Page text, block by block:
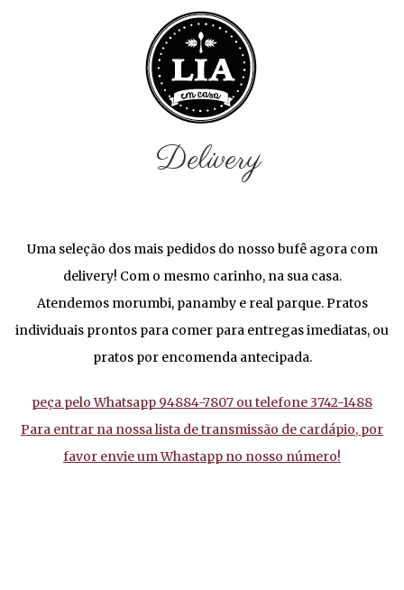
Delivery
Uma seleção dos mais pedidos do nosso bufê agora com
delivery! Com o mesmo carinho, na sua casa.
Atendemos morumbi, panamby e real parque. Pratos
individuais prontos para comer para entregas imediatas, ou
pratos por encomenda antecipada.
peça pelo Whatsapp 94884-7807 ou telefone 3742-1488
Para entrar na nossa lista de transmissão de cardápio, por
favor envie um Whastapp no nosso número!